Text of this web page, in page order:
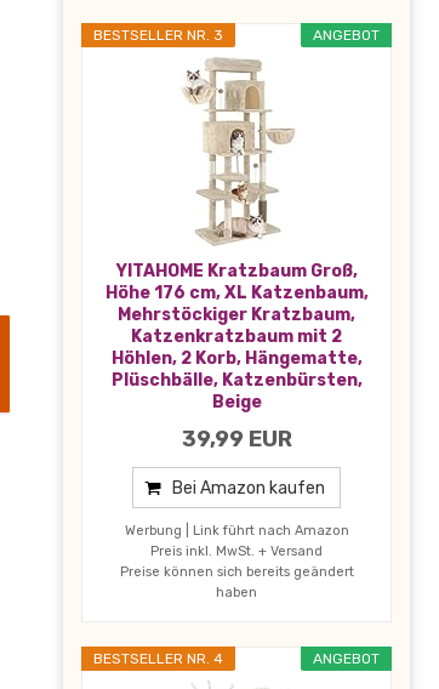
ANGEBOT
BESTSELLER NR. 3
YITAHOME Kratzbaum Groß,
Höhe 176 cm, XL Katzenbaum,
Mehrstöckiger Kratzbaum,
Katzenkratzbaum mit 2
Höhlen, 2 Korb, Hängematte,
Plüschbälle, Katzenbürsten,
Beige
39,99 EUR
Bei Amazon kaufen
Werbung | Link führt nach Amazon
Preis inkl. MwSt. + Versand
Preise können sich bereits geändert
haben
ANGEBOT
BESTSELLER NR. 4